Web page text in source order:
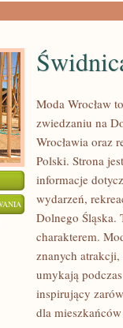
ŚWIDNICA
Moda Wrocław
zwiedzaniu na
Wrocławia oraz
Polski. Strona
informacje
wydarzeń,
Dolnego Śląska.
charakterem.
znanych
umykają
inspirujący
dla